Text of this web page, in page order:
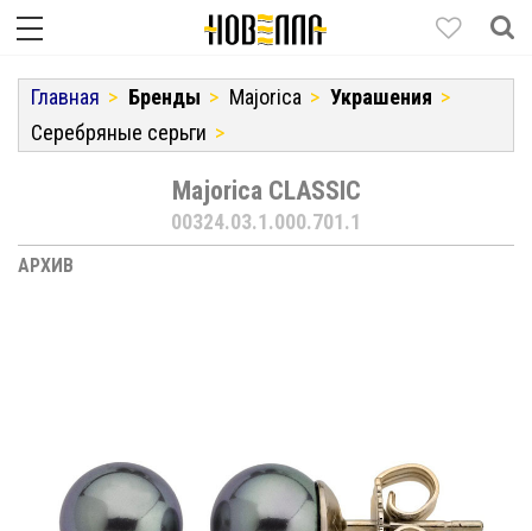
Главная Бренды Majorica
Украшения
Серебряные серьги
Majorica CLASSIC
00324.03.1.000.701.1
АРХИВ